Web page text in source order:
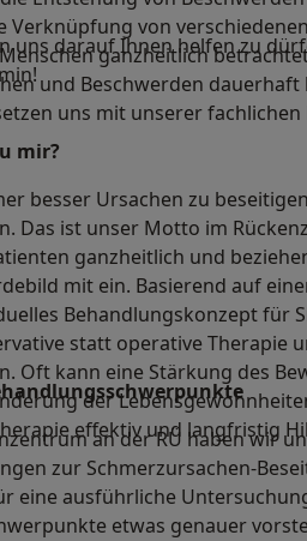
Verknüpfung von
ganzheitlich
und Beschwerden
uns mit unserer fachlichen
uns darauf Ihnen helfen zu
mir?
besser Ursachen zu
Das ist unser Motto im
ganzheitlich und
mit ein. Basierend auf
Behandlungskonzept für
statt operative Therapie
Oft kann eine Stärkung des
der
effektiv und langfristig
an der RÜ haben wir
zur Schmerzursachen-
eine ausführliche
etwas genauer